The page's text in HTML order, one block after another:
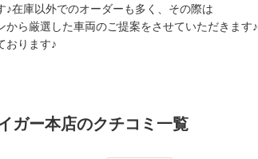
♪在庫以外でのオーダーも多く、その際は
から厳選した車両のご提案をさせていただきます♪
おります♪
ガー本店のクチコミ一覧